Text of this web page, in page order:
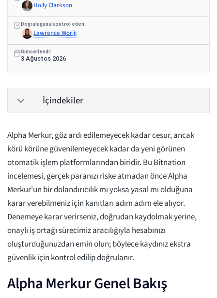
Holly Clarkson
Doğruluğunu kontrol eden:
Lawrence Woriji
Güncellendi:
3 Ağustos 2026
İçindekiler
Alpha Merkur, göz ardı edilemeyecek kadar cesur, ancak
körü körüne güvenilemeyecek kadar da yeni görünen
otomatik işlem platformlarından biridir. Bu Bitnation
incelemesi, gerçek paranızı riske atmadan önce Alpha
Merkur'un bir dolandırıcılık mı yoksa yasal mı olduğuna
karar verebilmeniz için kanıtları adım adım ele alıyor.
Denemeye karar verirseniz, doğrudan kaydolmak yerine,
onaylı iş ortağı sürecimiz aracılığıyla hesabınızı
oluşturduğunuzdan emin olun; böylece kaydınız ekstra
güvenlik için kontrol edilip doğrulanır.
Alpha Merkur Genel Bakış